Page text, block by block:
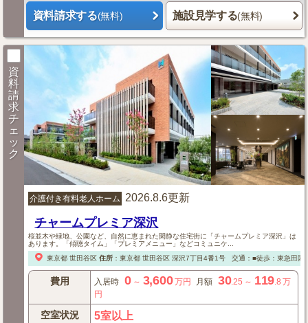
資料請求する(無料) 施設見学する(無料)
資
料
請
求
チ
ェ
ッ
ク
介護付き有料老人ホーム 2026.8.6更新
チャームプレミア深沢
桜並木や緑地、公園など、自然に恵まれた閑静な住宅街に「チャームプレミア深沢」は
あります。「傾聴タイム」「プレミアメニュー」などコミュニケ...
東京都 世田谷区 住所： 東京都 世田谷区深沢7丁目4番1号 交通：■徒歩：東急田園
費用 入居時 0～ 3,600万円 月額 30.25 ～ 119.8 万
円
空室状況 5室以上